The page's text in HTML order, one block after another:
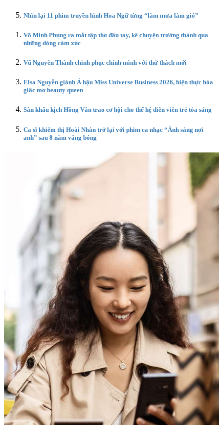
Nhìn lại 11 phim truyền hình Hoa Ngữ từng “làm mưa làm gió”
Võ Minh Phụng ra mắt tập thơ đầu tay, kể chuyện trưởng thành qua
những dòng cảm xúc
Vũ Nguyên Thành chinh phục chính mình với thử thách mới
Elsa Nguyễn giành Á hậu Miss Universe Business 2026, hiện thực hóa
giấc mơ beauty queen
Sân khấu kịch Hồng Vân trao cơ hội cho thế hệ diễn viên trẻ tỏa sáng
Ca sĩ khiếm thị Hoài Nhân trở lại với phim ca nhạc “Ánh sáng nơi
anh” sau 8 năm vắng bóng